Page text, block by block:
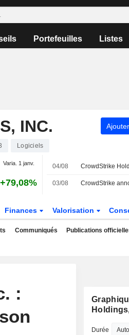
Portefeuilles Listes
INC.
Logiciels
Varia. 1 janv.
+79,08%
04/08
03/08
Finances Valorisation
Communiqués Publications
:
Durée